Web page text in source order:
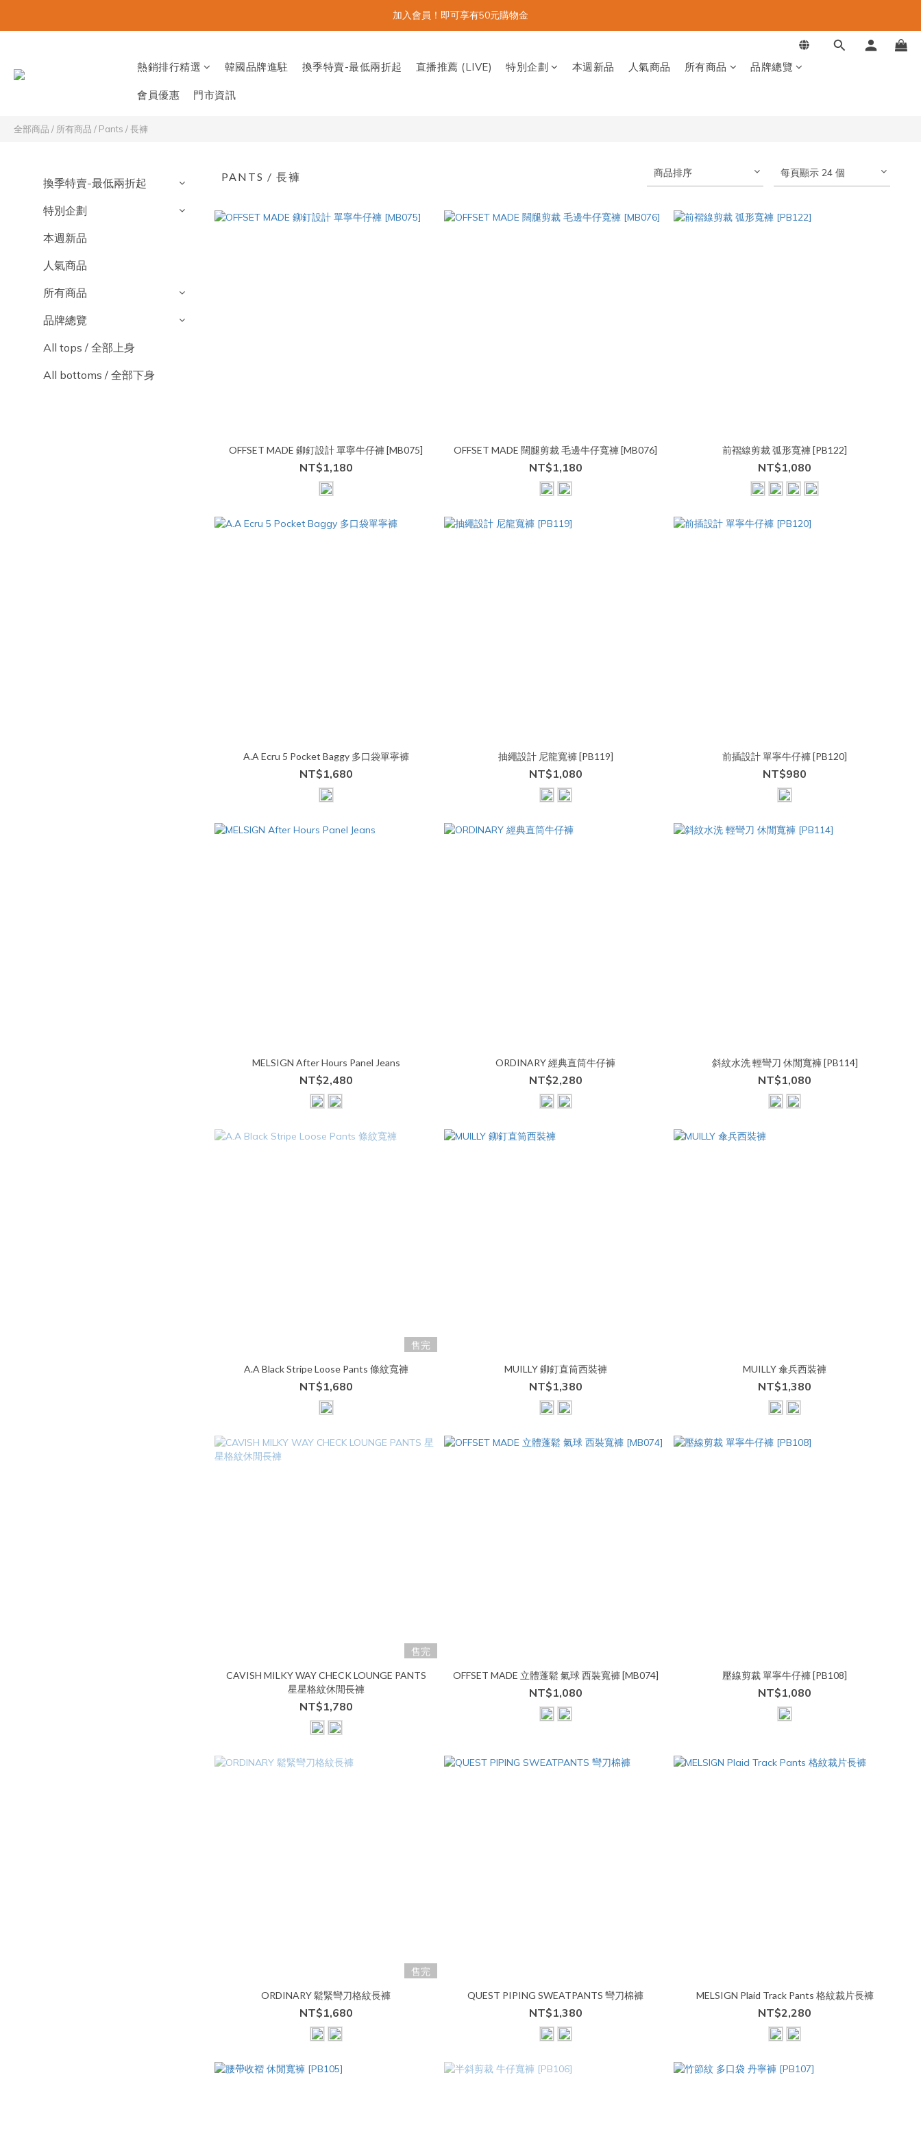
加入會員！即可享有50元購物金
熱銷排行精選 韓國品牌進駐 換季特賣-最低兩折起 直播推薦 (LIVE) 特別企劃 本週新品 人氣商品 所有商品 品牌總覽
會員優惠 門市資訊
全部商品 / 所有商品 / Pants / 長褲
換季特賣-最低兩折起
特別企劃
本週新品
人氣商品
所有商品
品牌總覽
All tops / 全部上身
All bottoms / 全部下身
PANTS / 長褲 商品排序 每頁顯示 24 個
OFFSET MADE 鉚釘設計 單寧牛仔褲 [MB075]
NT$1,180
OFFSET MADE 闊腿剪裁 毛邊牛仔寬褲 [MB076]
NT$1,180
前褶線剪裁 弧形寬褲 [PB122]
NT$1,080
A.A Ecru 5 Pocket Baggy 多口袋單寧褲
NT$1,680
抽繩設計 尼龍寬褲 [PB119]
NT$1,080
前插設計 單寧牛仔褲 [PB120]
NT$980
MELSIGN After Hours Panel Jeans
NT$2,480
ORDINARY 經典直筒牛仔褲
NT$2,280
斜紋水洗 輕彎刀 休閒寬褲 [PB114]
NT$1,080
售完
A.A Black Stripe Loose Pants 條紋寬褲
NT$1,680
MUILLY 鉚釘直筒西裝褲
NT$1,380
MUILLY 傘兵西裝褲
NT$1,380
售完
CAVISH MILKY WAY CHECK LOUNGE PANTS
星星格紋休閒長褲
NT$1,780
OFFSET MADE 立體蓬鬆 氣球 西裝寬褲 [MB074]
NT$1,080
壓線剪裁 單寧牛仔褲 [PB108]
NT$1,080
售完
ORDINARY 鬆緊彎刀格紋長褲
NT$1,680
QUEST PIPING SWEATPANTS 彎刀棉褲
NT$1,380
MELSIGN Plaid Track Pants 格紋裁片長褲
NT$2,280